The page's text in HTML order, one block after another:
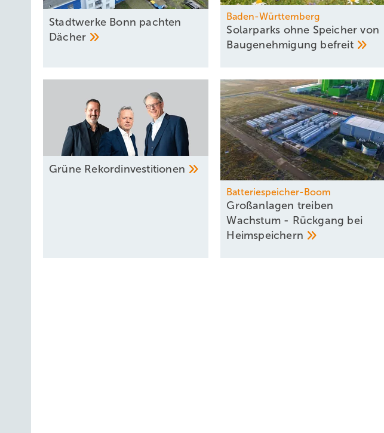
Stadtwerke Bonn pachten
Dächer
Baden-Württemberg
Solarparks ohne Speicher von
Baugenehmigung befreit
Grüne Rekord­investitionen
Batteriespeicher-Boom
Großanlagen treiben
Wachstum - Rückgang bei
Heimspeichern